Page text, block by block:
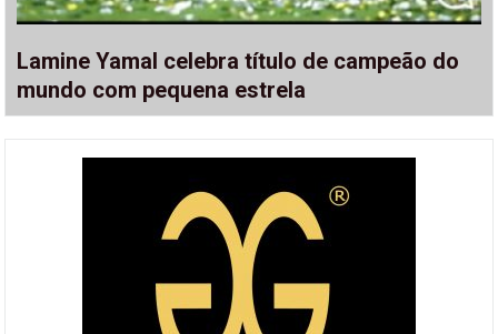
Lamine Yamal celebra título de campeão do
mundo com pequena estrela